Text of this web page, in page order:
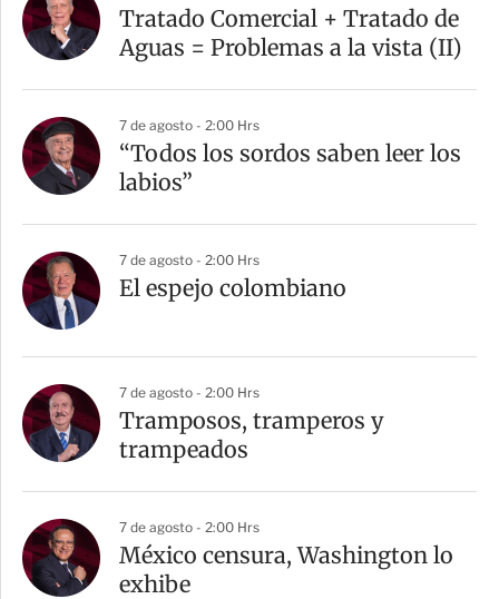
r
t
Tratado Comercial + Tratado de
Aguas = Problemas a la vista (II)
7 de agosto - 2:00 Hrs
“Todos los sordos saben leer los
labios”
7 de agosto - 2:00 Hrs
El espejo colombiano
7 de agosto - 2:00 Hrs
Tramposos, tramperos y
trampeados
7 de agosto - 2:00 Hrs
México censura, Washington lo
exhibe